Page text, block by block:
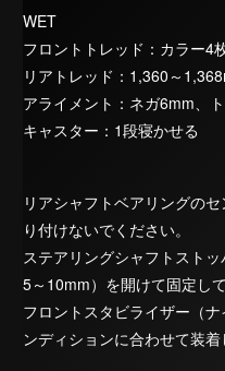
WET
フロントトレッド：カラー4
リアトレッド：1,360～
アライメント：ネガ6mm、
キャスター：1段寝かせる
リアシャフトベアリングの
り付けないでください。
ステアリングシャフトスト
5～10mm）を開けて固定して
フロントスタビライザー（
ンディションに合わせて装着